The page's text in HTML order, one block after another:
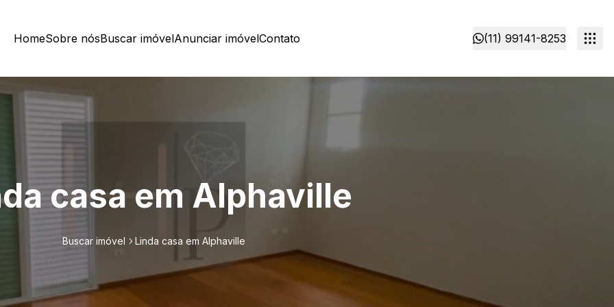
HomeSobre nósBuscar imóvelAnunciar imóvelContato (11) 99141-8253
casa em Alphaville
Buscar imóvel Linda casa em Alphaville